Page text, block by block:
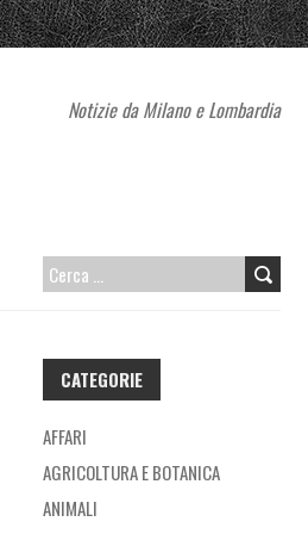
Notizie da Milano e Lombardia
RICERCA
CATEGORIE
AFFARI
AGRICOLTURA E BOTANICA
ANIMALI